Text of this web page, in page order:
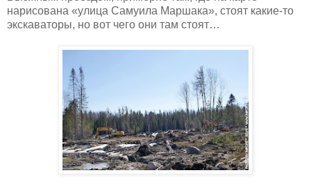
нарисована «улица Самуила Маршака», стоят какие-то
экскаваторы, но вот чего они там стоят…